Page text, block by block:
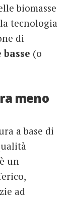
biomasse
tecnologia
di
(o
meno
a base di
un
ad